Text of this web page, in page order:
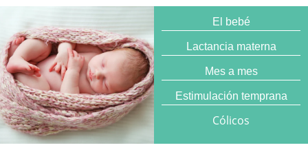
El bebé
Lactancia materna
Mes a mes
Estimulación temprana
Cólicos